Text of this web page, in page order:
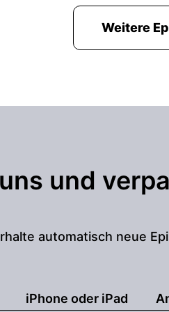
Weitere
und
automatisch neue
iPhone oder iPad